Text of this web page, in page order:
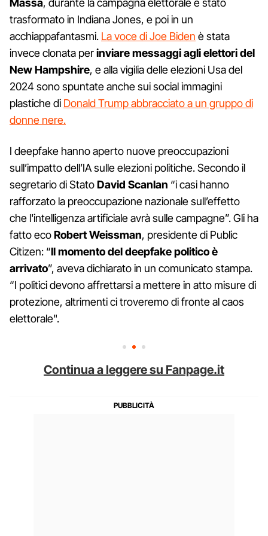
Massa, durante la campagna elettorale è stato
trasformato in Indiana Jones, e poi in un
acchiappafantasmi. La voce di Joe Biden è stata
invece clonata perinviare messaggi agli elettori del
New Hampshire, e alla vigilia delle elezioni Usa del
2024 sono spuntate anche sui social immagini
plastiche di Donald Trump abbracciato a un gruppo di
donne nere.
I deepfake hanno aperto nuove preoccupazioni
sull’impatto dell’IA sulle elezioni politiche. Secondo il
segretario di StatoDavid Scanlan “i casi hanno
rafforzato la preoccupazione nazionale sull’effetto
che l'intelligenza artificiale avrà sulle campagne”. Gli ha
fatto ecoRobert Weissman, presidente di Public
Citizen: “Il momento del deepfake politico è
arrivato”, aveva dichiarato in un comunicato stampa.
“I politici devono affrettarsi a mettere in atto misure di
protezione, altrimenti ci troveremo di fronte al caos
elettorale".
Continua a leggere su Fanpage.it